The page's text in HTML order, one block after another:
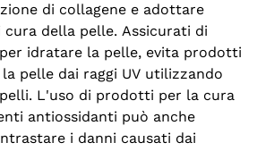
di collagene e adottare
della pelle. Assicurati di
idratare la pelle, evita prodotti
pelle dai raggi UV utilizzando
L'uso di prodotti per la cura
antiossidanti può anche
i danni causati dai